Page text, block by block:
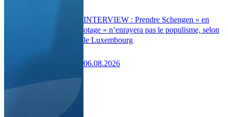
INTERVIEW : Prendre Schengen « en
otage » n’enrayera pas le populisme, selon
le Luxembourg
06.08.2026